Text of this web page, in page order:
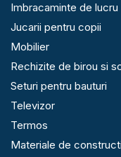
Imbracaminte de lucru
Jucarii pentru copii
Mobilier
Rechizite de birou si
Seturi pentru bauturi
Televizor
Termos
Materiale de